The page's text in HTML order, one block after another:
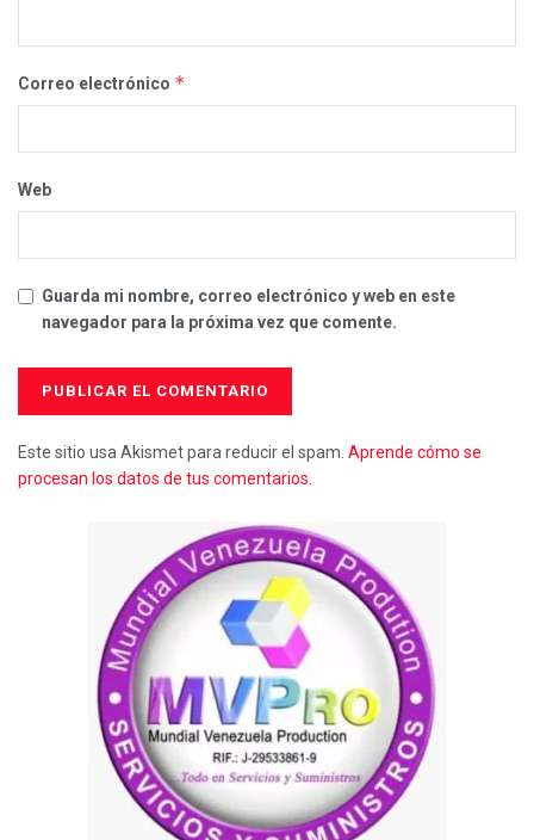
Correo electrónico *
Web
Guarda mi nombre, correo electrónico y web en este
navegador para la próxima vez que comente.
Este sitio usa Akismet para reducir el spam. Aprende cómo se
procesan los datos de tus comentarios.